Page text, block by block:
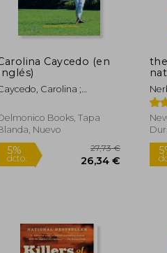
Caycedo (en
Carolina ;
Palmar, David
Books, Tapa
Nuevo
dcto. 26,34